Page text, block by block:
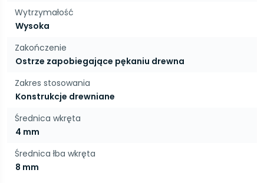
Wytrzymałość
Wysoka
Zakończenie
Ostrze zapobiegające pękaniu drewna
Zakres stosowania
Konstrukcje drewniane
Średnica wkręta
4 mm
Średnica łba wkręta
8 mm